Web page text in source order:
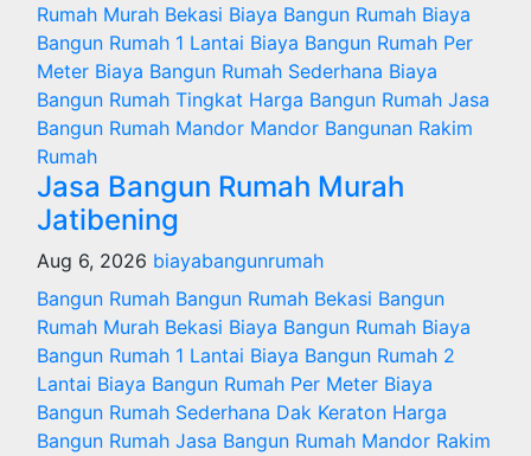
Rumah Murah Bekasi Biaya Bangun Rumah Biaya
Bangun Rumah 1 Lantai Biaya Bangun Rumah Per
Meter Biaya Bangun Rumah Sederhana Biaya
Bangun Rumah Tingkat Harga Bangun Rumah Jasa
Bangun Rumah Mandor Mandor Bangunan Rakim
Rumah
Jasa Bangun Rumah Murah
Jatibening
Aug 6, 2026 biayabangunrumah
Bangun Rumah Bangun Rumah Bekasi Bangun
Rumah Murah Bekasi Biaya Bangun Rumah Biaya
Bangun Rumah 1 Lantai Biaya Bangun Rumah 2
Lantai Biaya Bangun Rumah Per Meter Biaya
Bangun Rumah Sederhana Dak Keraton Harga
Bangun Rumah Jasa Bangun Rumah Mandor Rakim